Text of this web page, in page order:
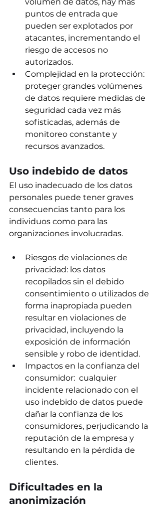
puntos de entrada que
pueden ser explotados por
atacantes, incrementando el
riesgo de accesos no
autorizados.
Complejidad en la protección:
proteger grandes volúmenes
de datos requiere medidas de
seguridad cada vez más
sofisticadas, además de
monitoreo constante y
recursos avanzados.
Uso indebido de datos
El uso inadecuado de los datos
personales puede tener graves
consecuencias tanto para los
individuos como para las
organizaciones involucradas.
Riesgos de violaciones de
privacidad: los datos
recopilados sin el debido
consentimiento o utilizados de
forma inapropiada pueden
resultar en violaciones de
privacidad, incluyendo la
exposición de información
sensible y robo de identidad.
Impactos en la confianza del
consumidor:  cualquier
incidente relacionado con el
uso indebido de datos puede
dañar la confianza de los
consumidores, perjudicando la
reputación de la empresa y
resultando en la pérdida de
clientes.
Dificultades en la
anonimización